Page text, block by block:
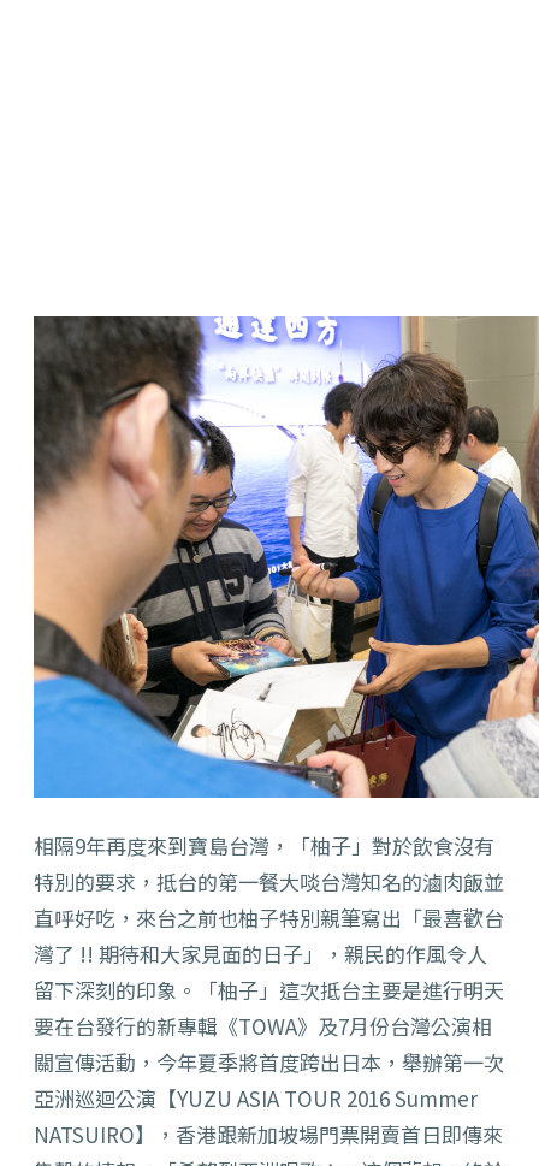
相隔9年再度來到寶島台灣，「柚子」對於飲食沒有
特別的要求，抵台的第一餐大啖台灣知名的滷肉飯並
直呼好吃，來台之前也柚子特別親筆寫出「最喜歡台
灣了 !! 期待和大家見面的日子」，親民的作風令人
留下深刻的印象。「柚子」這次抵台主要是進行明天
要在台發行的新專輯《TOWA》及7月份台灣公演相
關宣傳活動，今年夏季將首度跨出日本，舉辦第一次
亞洲巡迴公演【YUZU ASIA TOUR 2016 Summer
NATSUIRO】，香港跟新加坡場門票開賣首日即傳來